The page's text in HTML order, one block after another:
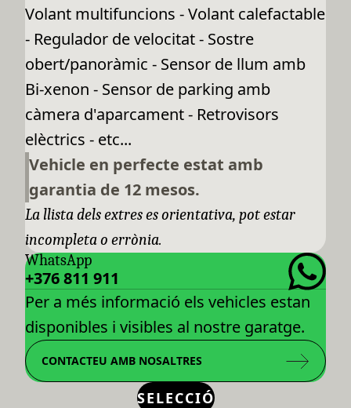
Volant multifuncions - Volant calefactable
- Regulador de velocitat - Sostre
obert/panoràmic - Sensor de llum amb
Bi-xenon - Sensor de parking amb
càmera d'aparcament - Retrovisors
elèctrics - etc...
Vehicle en perfecte estat amb
garantia de 12 mesos.
La llista dels extres es orientativa, pot estar
incompleta o errònia.
WhatsApp
+376 811 911
Per a més informació els vehicles estan
disponibles i visibles al nostre garatge.
CONTACTEU AMB NOSALTRES
SELECCIÓ